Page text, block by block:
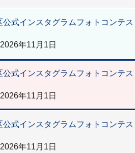
公式インスタグラムフォトコンテ
年11月1日
公式インスタグラムフォトコンテ
年11月1日
公式インスタグラムフォトコンテ
年11月1日